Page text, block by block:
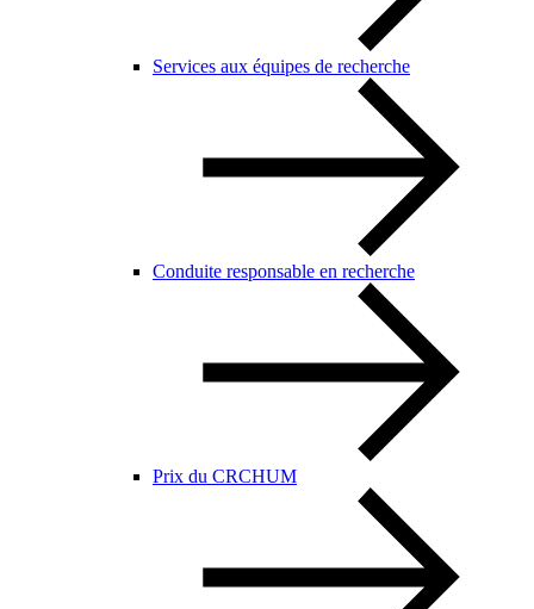
Services aux équipes de recherche
Conduite responsable en recherche
Prix du CRCHUM